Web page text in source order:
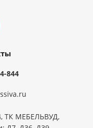
844
ТК МЕБЕЛЬВУД,